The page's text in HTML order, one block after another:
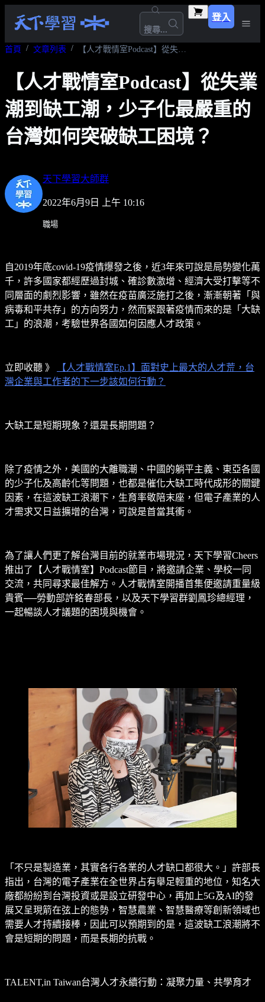
搜尋...
登入
首頁 文章列表 【人才戰情室Podcast】從失業潮到缺工潮，少子化最嚴重的台灣如何突破缺工困境？
【人才戰情室Podcast】從失業
潮到缺工潮，少子化最嚴重的
台灣如何突破缺工困境？
天下學習大師群
2022年6月9日 上午 10:16
職場
自2019年底covid-19疫情爆發之後，近3年來可說是局勢變化萬
千，許多國家都經歷過封城、確診數激增、經濟大受打擊等不
同層面的劇烈影響，雖然在疫苗廣泛施打之後，漸漸朝著「與
病毒和平共存」的方向努力，然而緊跟著疫情而來的是「大缺
工」的浪潮，考驗世界各國如何因應人才政策。
立即收聽 》
【人才戰情室Ep.1】面對史上最大的人才荒，台
灣企業與工作者的下一步該如何行動？
大缺工是短期現象？還是長期問題？
除了疫情之外，美國的大離職潮、中國的躺平主義、東亞各國
的少子化及高齡化等問題，也都是催化大缺工時代成形的關鍵
因素，在這波缺工浪潮下，生育率敬陪末座，但電子產業的人
才需求又日益擴增的台灣，可說是首當其衝。
為了讓人們更了解台灣目前的就業市場現況，天下學習Cheers
推出了【人才戰情室】Podcast節目，將邀請企業、學校一同
交流，共同尋求最佳解方。人才戰情室開播首集便邀請重量級
貴賓──勞動部許銘春部長，以及天下學習群劉鳳珍總經理，
一起暢談人才議題的困境與機會。
「不只是製造業，其實各行各業的人才缺口都很大。」許部長
指出，台灣的電子產業在全世界占有舉足輕重的地位，知名大
廠都紛紛到台灣投資或是設立研發中心，再加上5G及AI的發
展又呈現箭在弦上的態勢，智慧農業、智慧醫療等創新領域也
需要人才持續接棒，因此可以預期到的是，這波缺工浪潮將不
會是短期的問題，而是長期的抗戰。
TALENT,in Taiwan台灣人才永續行動：凝聚力量、共學育才